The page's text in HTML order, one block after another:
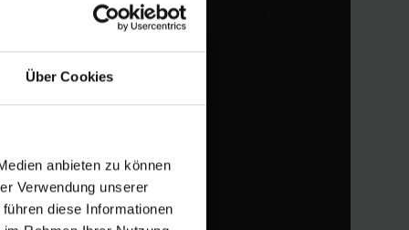
Über Cookies
anbieten zu können
Verwendung unserer
diese Informationen